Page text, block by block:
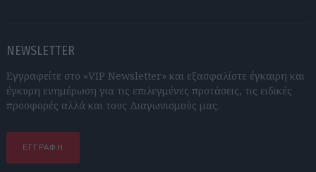
NEWSLETTER
Εγγραφείτε στο «VIP Newsletter» και εξασφαλίστε έγκαιρη και
έγκυρη ενημέρωση για τις επιλεγμένες προτάσεις, τις ειδικές
προσφορές αλλά και τους Διαγωνισμούς μας.
ΕΓΓΡΑΦΗ